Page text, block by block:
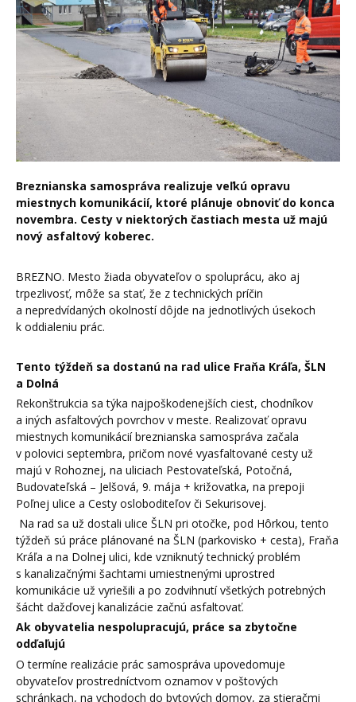
Breznianska samospráva realizuje veľkú opravu
miestnych komunikácií, ktoré plánuje obnoviť do konca
novembra. Cesty v niektorých častiach mesta už majú
nový asfaltový koberec.
BREZNO. Mesto žiada obyvateľov o spoluprácu, ako aj
trpezlivosť, môže sa stať, že z technických príčin
a nepredvídaných okolností dôjde na jednotlivých úsekoch
k oddialeniu prác.
Tento týždeň sa dostanú na rad ulice Fraňa Kráľa, ŠLN
a Dolná
Rekonštrukcia sa týka najpoškodenejších ciest, chodníkov
a iných asfaltových povrchov v meste. Realizovať opravu
miestnych komunikácií breznianska samospráva začala
v polovici septembra, pričom nové vyasfaltované cesty už
majú v Rohoznej, na uliciach Pestovateľská, Potočná,
Budovateľská – Jelšová, 9. mája + križovatka, na prepoji
Poľnej ulice a Cesty osloboditeľov či Sekurisovej.
Na rad sa už dostali ulice ŠLN pri otočke, pod Hôrkou, tento
týždeň sú práce plánované na ŠLN (parkovisko + cesta), Fraňa
Kráľa a na Dolnej ulici, kde vzniknutý technický problém
s kanalizačnými šachtami umiestnenými uprostred
komunikácie už vyriešili a po zodvihnutí všetkých potrebných
šácht dažďovej kanalizácie začnú asfaltovať.
Ak obyvatelia nespolupracujú, práce sa zbytočne
odďaľujú
O termíne realizácie prác samospráva upovedomuje
obyvateľov prostredníctvom oznamov v poštových
schránkach, na vchodoch do bytových domov, za stieračmi